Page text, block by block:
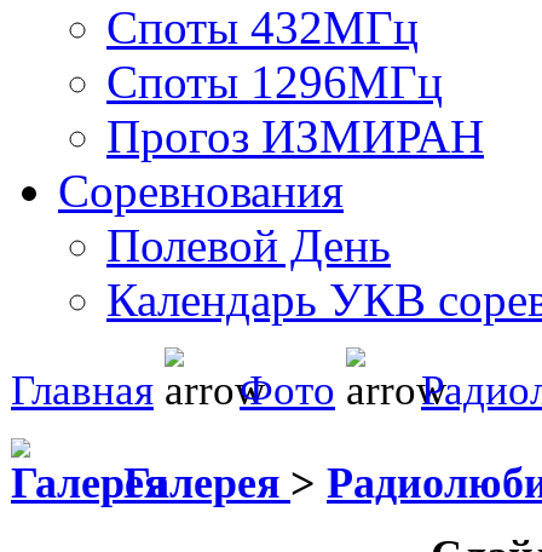
Споты 432МГц
Споты 1296МГц
Прогоз ИЗМИРАН
Соревнования
Полевой День
Календарь УКВ
Главная Фото
Галерея >